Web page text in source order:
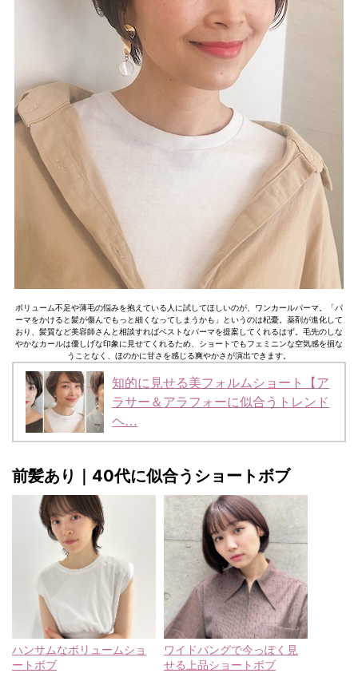
ボリューム不足や薄毛の悩みを抱えている人に試してほしいのが、ワンカールパーマ。「パ
ーマをかけると髪が傷んでもっと細くなってしまうかも」というのは杞憂。薬剤が進化して
おり、髪質など美容師さんと相談すればベストなパーマを提案してくれるはず。毛先のしな
やかなカールは優しげな印象に見せてくれるため、ショートでもフェミニンな空気感を損な
うことなく、ほのかに甘さを感じる爽やかさが演出できます。
知的に見せる美フォルムショート【ア
ラサー＆アラフォーに似合うトレンド
ヘ…
前髪あり｜40代に似合うショートボブ
ハンサムなボリュームショ
ートボブ
ワイドバングで今っぽく見
せる上品ショートボブ